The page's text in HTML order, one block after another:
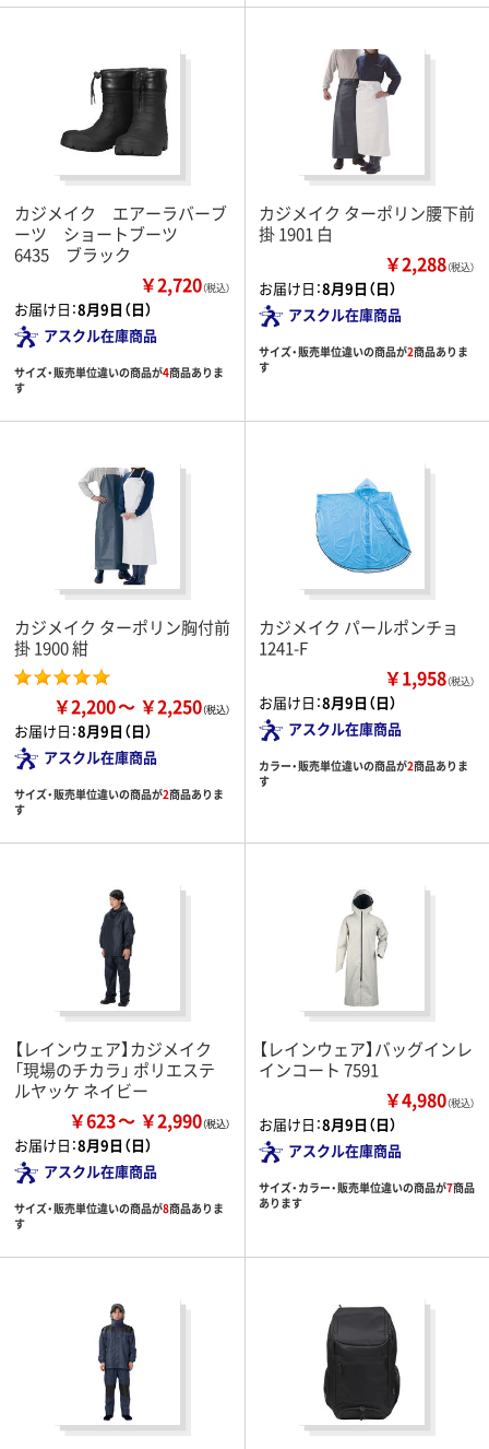
カジメイク エアーラバーブ
ーツ ショートブーツ
6435 ブラック
￥2,720（税込）
お届け日：8月9日（日）
アスクル在庫商品
サイズ・販売単位違いの商品が4商品ありま
す
カジメイク ターポリン腰下前
掛 1901 白
￥2,288（税込）
お届け日：8月9日（日）
アスクル在庫商品
サイズ・販売単位違いの商品が2商品ありま
す
カジメイク ターポリン胸付前
掛 1900 紺
￥2,200 ￥2,250
お届け日：8月9日（日）
アスクル在庫商品
サイズ・販売単位違いの商品が2商品ありま
す
カジメイク パールポンチョ
1241-F
￥1,958（税込）
お届け日：8月9日（日）
アスクル在庫商品
カラー・販売単位違いの商品が2商品ありま
す
【レインウェア】カジメイク
「現場のチカラ」 ポリエステ
ルヤッケ ネイビー
￥623 ￥2,990
お届け日：8月9日（日）
アスクル在庫商品
サイズ・販売単位違いの商品が8商品ありま
す
【レインウェア】バッグインレ
インコート 7591
￥4,980（税込）
お届け日：8月9日（日）
アスクル在庫商品
サイズ・カラー・販売単位違いの商品が7商品
あります